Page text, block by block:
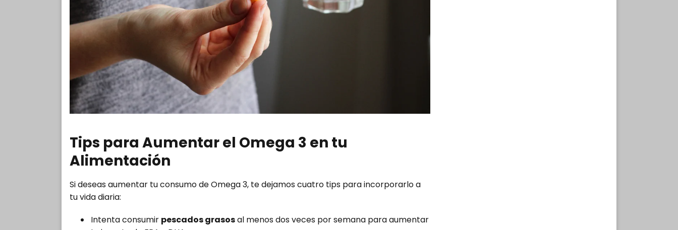
Tips para Aumentar el Omega 3 en tu
Alimentación
Si deseas aumentar tu consumo de Omega 3, te dejamos cuatro tips para incorporarlo a
tu vida diaria:
Intenta consumir pescados grasosal menos dos veces por semana para aumentar